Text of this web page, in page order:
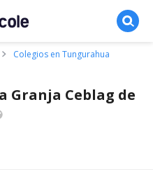
de colegios
Colegios en Tungurahua
Granja Ceblag de